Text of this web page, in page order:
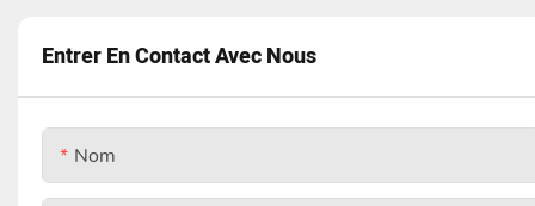
Entrer En Contact Avec Nous
Nom